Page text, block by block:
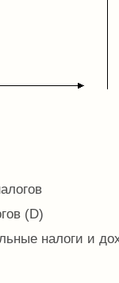
(D)
налоги и